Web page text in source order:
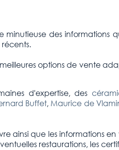
des informations
options de vente
d'expertise, des
Buffet, Maurice de
ainsi que les informations en
restaurations, les